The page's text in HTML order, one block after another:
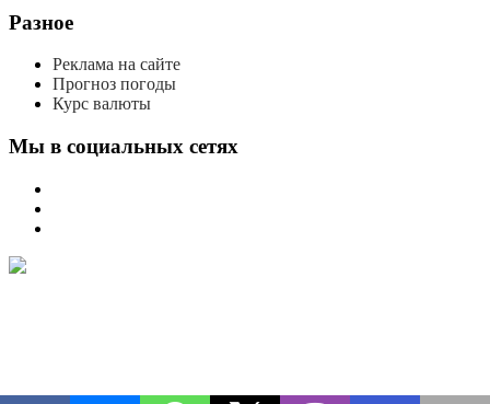
Разное
Реклама на сайте
Прогноз погоды
Курс валюты
Мы в социальных сетях